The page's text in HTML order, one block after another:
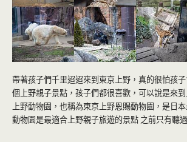
帶著孩子們千里迢迢來到東京上野，真的很怕孩
個上野親子景點，孩子們都很喜歡，可以說是來
上野動物園，也稱為東京上野恩賜動物園，是日
動物園是最適合上野親子旅遊的景點 之前只有聽